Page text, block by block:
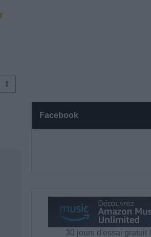
Facebook
30 jours d'essai gratuit !
⇑